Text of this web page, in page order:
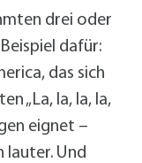
drei oder
dafür:
das sich
„La, la, la, la,
eignet –
lauter. Und